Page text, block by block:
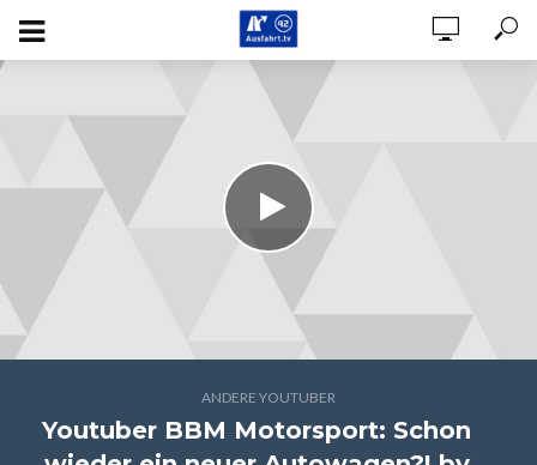
ANDERE YOUTUBER
Youtuber BBM Motorsport: Schon